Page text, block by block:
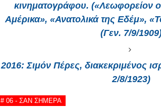
κινηματογράφου. («Λεωφορείον
Αμέρικα», «Ανατολικά της Εδέμ»,
(Γεν. 7/9/
2016: Σιμόν Πέρες, διακεκριμένος
2/8/1923)
# 06 - ΣΑΝ ΣΗΜΕΡΑ